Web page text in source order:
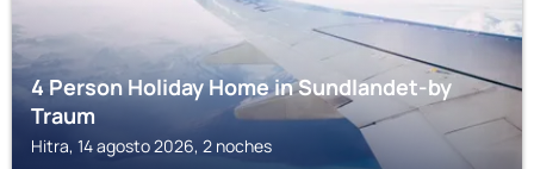
4 Person Holiday Home in Sundlandet-by
Traum
Hitra, 14 agosto 2026, 2 noches